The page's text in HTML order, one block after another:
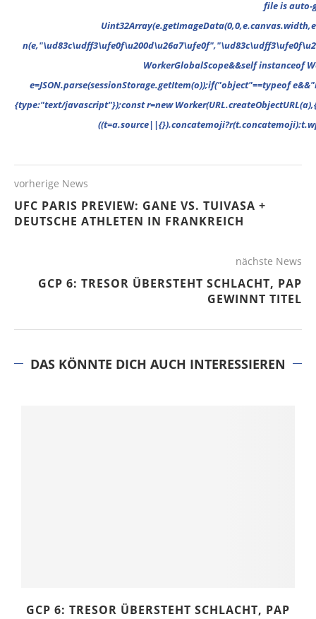
vorherige News
UFC PARIS PREVIEW: GANE VS. TUIVASA +
DEUTSCHE ATHLETEN IN FRANKREICH
nächste News
GCP 6: TRESOR ÜBERSTEHT SCHLACHT, PAP
GEWINNT TITEL
DAS KÖNNTE DICH AUCH INTERESSIEREN
GCP 6: TRESOR ÜBERSTEHT SCHLACHT, PAP